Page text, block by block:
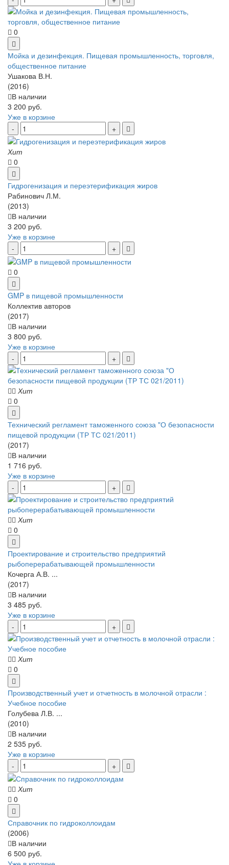
0
Мойка и дезинфекция. Пищевая промышленность, торговля,
общественное питание
Ушакова В.Н.
(2016)
В наличии
3 200 руб.
Уже в корзине
Хит
0
Гидрогенизация и переэтерификация жиров
Рабинович Л.М.
(2013)
В наличии
3 200 руб.
Уже в корзине
0
GMP в пищевой промышленности
Коллектив авторов
(2017)
В наличии
3 800 руб.
Уже в корзине
Хит
0
Технический регламент таможенного союза "О безопасности
пищевой продукции (ТР ТС 021/2011)
(2017)
В наличии
1 716 руб.
Уже в корзине
Хит
0
Проектирование и строительство предприятий
рыбоперерабатывающей промышленности
Кочерга А.В. ...
(2017)
В наличии
3 485 руб.
Уже в корзине
Хит
0
Производственный учет и отчетность в молочной отрасли :
Учебное пособие
Голубева Л.В. ...
(2010)
В наличии
2 535 руб.
Уже в корзине
Хит
0
Справочник по гидроколлоидам
(2006)
В наличии
6 500 руб.